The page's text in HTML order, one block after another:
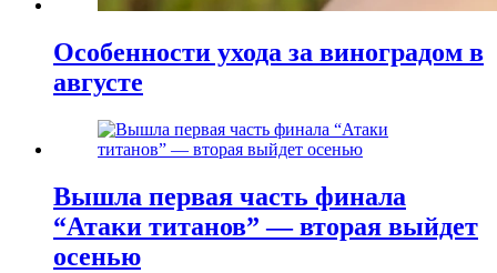
Особенности ухода за виноградом в
августе
Вышла первая часть финала
“Атаки титанов” — вторая выйдет
осенью